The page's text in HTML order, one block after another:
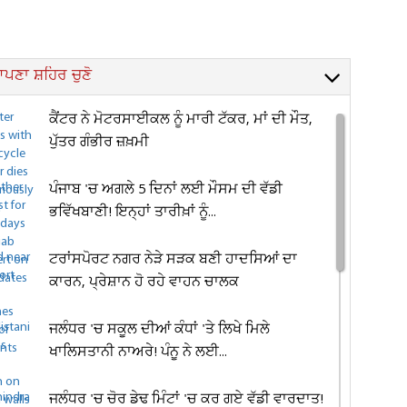
ਸ਼ਹਿਰ ਚੁਣੋ
ਕੈਂਟਰ ਨੇ ਮੋਟਰਸਾਈਕਲ ਨੂੰ ਮਾਰੀ ਟੱਕਰ, ਮਾਂ ਦੀ ਮੌਤ,
ਪੁੱਤਰ ਗੰਭੀਰ ਜ਼ਖ਼ਮੀ
ਪੰਜਾਬ 'ਚ ਅਗਲੇ 5 ਦਿਨਾਂ ਲਈ ਮੌਸਮ ਦੀ ਵੱਡੀ
ਭਵਿੱਖਬਾਣੀ! ਇਨ੍ਹਾਂ ਤਾਰੀਖ਼ਾਂ ਨੂੰ...
ਟਰਾਂਸਪੋਰਟ ਨਗਰ ਨੇੜੇ ਸੜਕ ਬਣੀ ਹਾਦਸਿਆਂ ਦਾ
ਕਾਰਨ, ਪ੍ਰੇਸ਼ਾਨ ਹੋ ਰਹੇ ਵਾਹਨ ਚਾਲਕ
ਜਲੰਧਰ 'ਚ ਸਕੂਲ ਦੀਆਂ ਕੰਧਾਂ 'ਤੇ ਲਿਖੇ ਮਿਲੇ
ਖਾਲਿਸਤਾਨੀ ਨਾਅਰੇ! ਪੰਨੂ ਨੇ ਲਈ...
ਜਲੰਧਰ 'ਚ ਚੋਰ ਡੇਢ ਮਿੰਟਾਂ 'ਚ ਕਰ ਗਏ ਵੱਡੀ ਵਾਰਦਾਤ!